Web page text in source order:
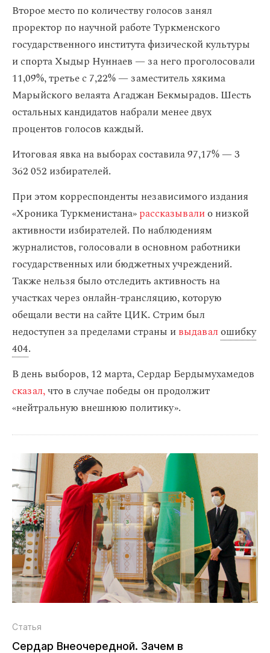
Второе место по количеству голосов занял
проректор по научной работе Туркменского
государственного института физической культуры
и спорта Хыдыр Нуннаев — за него проголосовали
11,09%, третье с 7,22% — заместитель хякима
Марыйского велаята Агаджан Бекмырадов. Шесть
остальных кандидатов набрали менее двух
процентов голосов каждый.
Итоговая явка на выборах составила 97,17% — 3
362 052 избирателей.
При этом корреспонденты независимого издания
«Хроника Туркменистана»рассказывалио низкой
активности избирателей. По наблюдениям
журналистов, голосовали в основном работники
государственных или бюджетных учреждений.
Также нельзя было отследить активность на
участках через онлайн-трансляцию, которую
обещали вести на сайте ЦИК. Стрим был
недоступен за пределами страны ивыдавал ошибку
404.
В день выборов, 12 марта, Сердар Бердымухамедов
сказал,что в случае победы он продолжит
«нейтральную внешнюю политику».
Статья
Сердар Внеочередной. Зачем в